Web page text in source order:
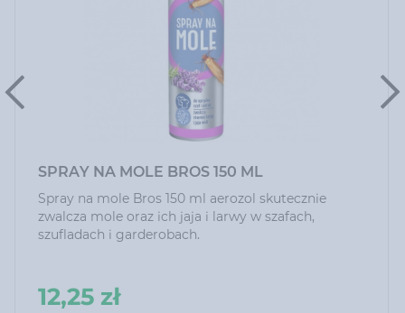
SPRAY NA MOLE BROS 150 ML
Spray na mole Bros 150 ml aerozol skutecznie
zwalcza mole oraz ich jaja i larwy w szafach,
szufladach i garderobach.
12,25 zł